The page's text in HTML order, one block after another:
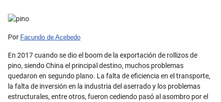
Por Facundo de Acebedo
En 2017 cuando se dio el boom de la exportación de rollizos de
pino, siendo China el principal destino, muchos problemas
quedaron en segundo plano. La falta de eficiencia en el transporte,
la falta de inversión en la industria del aserrado y los problemas
estructurales, entre otros, fueron cediendo pasó al asombro por el